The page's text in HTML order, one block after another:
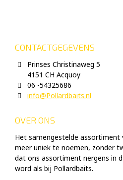
CONTACTGEGEVENS
Prinses Christinaweg 5
4151 CH Acquoy
06 -54325686
info@Pollardbaits.nl
OVER ONS
Het samengestelde assortiment
meer uniek te noemen, zonder
dat ons assortiment nergens in
word als bij Pollardbaits.